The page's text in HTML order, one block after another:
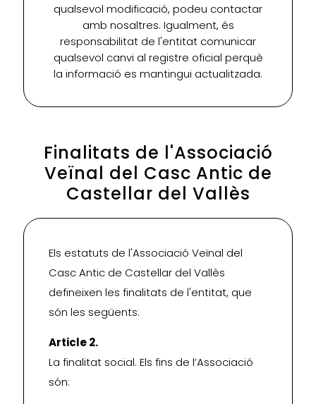
qualsevol modificació, podeu contactar
amb nosaltres. Igualment, és
responsabilitat de l'entitat comunicar
qualsevol canvi al registre oficial perquè
la informació es mantingui actualitzada.
Finalitats de l'Associació
Veïnal del Casc Antic de
Castellar del Vallès
Els estatuts de l'Associació Veïnal del
Casc Antic de Castellar del Vallès
defineixen les finalitats de l'entitat, que
són les següents:
Article 2.
La finalitat social. Els fins de l’Associació
són: